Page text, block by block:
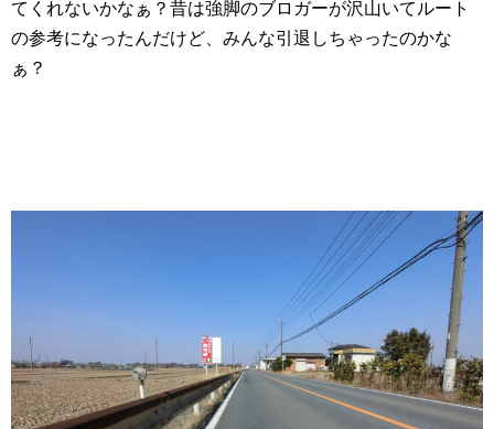
てくれないかなぁ？昔は強脚のブロガーが沢山いてルート
の参考になったんだけど、みんな引退しちゃったのかな
ぁ？